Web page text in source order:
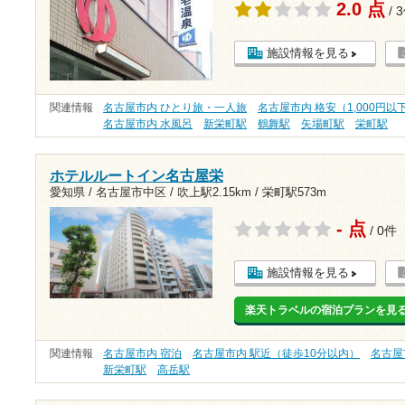
2.0 点 /
施設情報を見る
関連情報 名古屋市内 ひとり旅・一人旅
名古屋市内 格安（1,000円以
名古屋市内 水風呂
新栄町駅 鶴舞駅 矢場町駅 栄町駅
ホテルルートイン名古屋栄
愛知県 / 名古屋市中区 / 吹上駅2.15km / 栄町駅573m
- 点 / 0件
施設情報を見る
楽天トラベルの宿泊プランを見
関連情報 名古屋市内 宿泊 名古屋市内 駅近（徒歩10分以内）
名古
新栄町駅
高岳駅